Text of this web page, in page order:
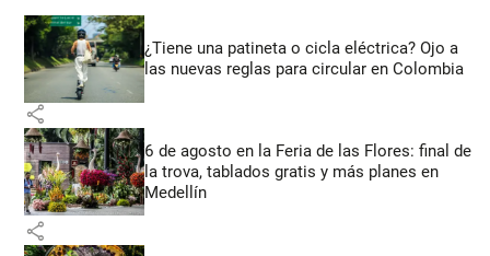
¿Tiene una patineta o cicla eléctrica? Ojo a
las nuevas reglas para circular en Colombia
share
6 de agosto en la Feria de las Flores: final de
la trova, tablados gratis y más planes en
Medellín
share